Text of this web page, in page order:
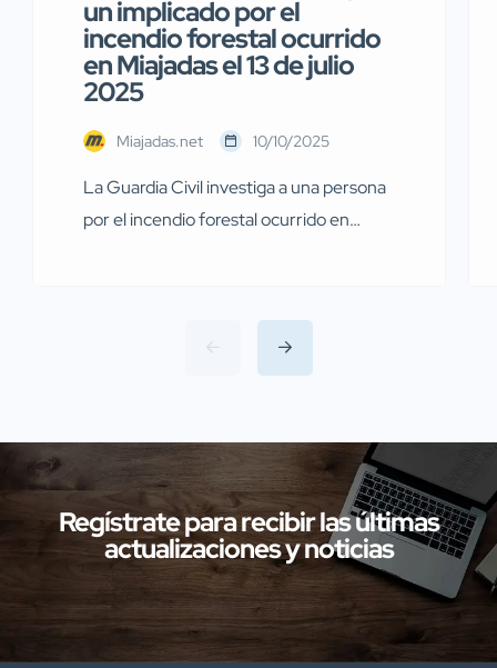
un implicado por el
incendio forestal ocurrido
en Miajadas el 13 de julio
2025
Miajadas.net 10/10/2025
La Guardia Civil investiga a una persona
por el incendio forestal ocurrido en
Servicio de Protección de la Naturaleza
(SEPRONA) de la Comandancia de
Cáceres han llevado a cabo
de la provincia de Cáceres relacionadas
con presuntos delitos […]
Regístrate para recibir las últimas
actualizaciones y noticias